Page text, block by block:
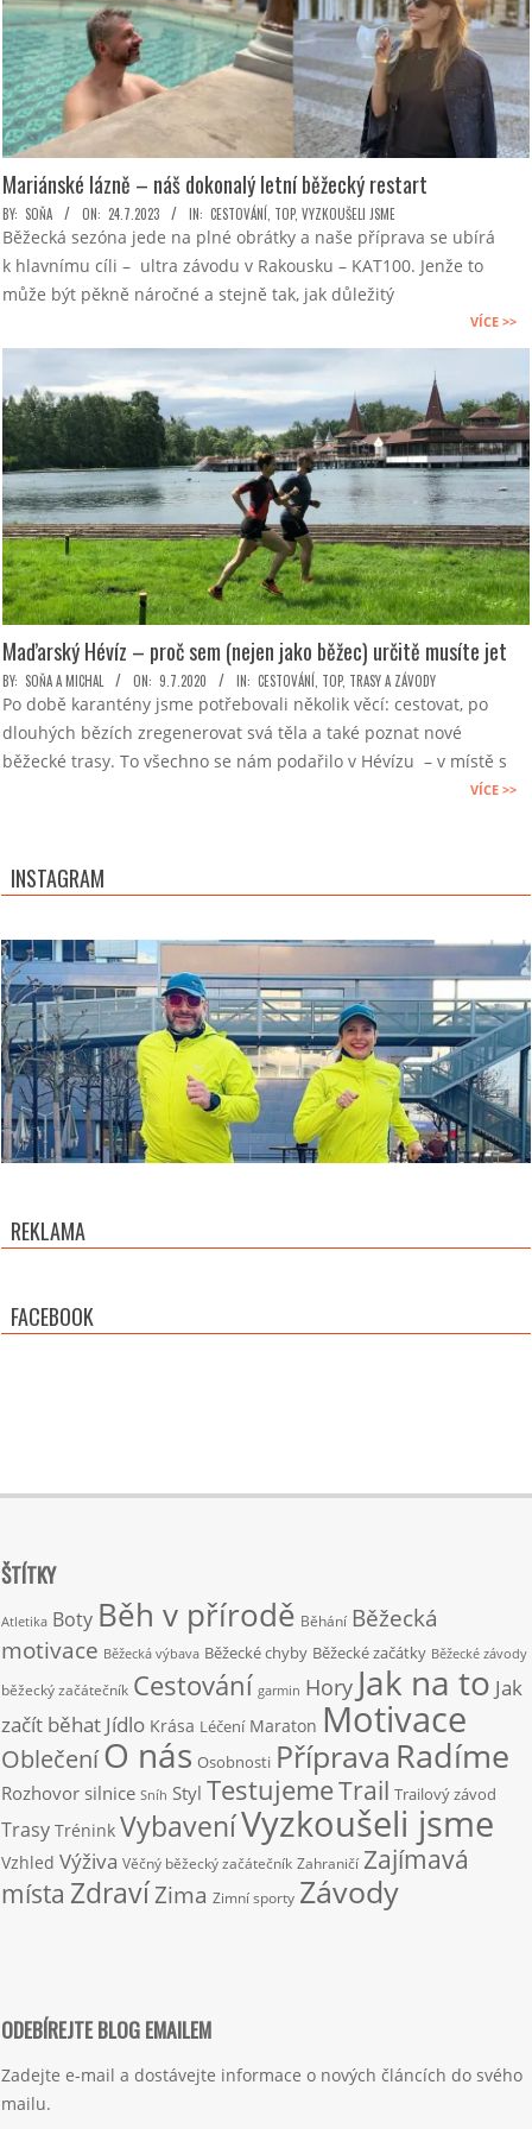
Mariánské lázně – náš dokonalý letní běžecký restart
2023-
07-
24
BY: SOŇA ON: 24.7.2023 IN: CESTOVÁNÍ TOP, VYZKOUŠELI JSME
Běžecká sezóna jede na plné obrátky a naše příprava se ubírá
k hlavnímu cíli – ultra závodu v Rakousku – KAT100. Jenže to
může být pěkně náročné a stejně tak, jak důležitý
VÍCE >>
Maďarský Hévíz – proč sem (nejen jako běžec) určitě musíte jet
2020-
07-
09
BY: SOŇA A MICHAL ON: 9.7.2020 IN: CESTOVÁNÍ, TOP, TRASY A ZÁVODY
Po době karantény jsme potřebovali několik věcí: cestovat, po
dlouhých bězích zregenerovat svá těla a také poznat nové
běžecké trasy. To všechno se nám podařilo v Hévízu – v místě s
VÍCE >>
INSTAGRAM
REKLAMA
FACEBOOK
ŠTÍTKY
Atletika Boty Běh v přírodě Běhání Běžecká
motivace Běžecká výbava Běžecké chyby Běžecké začátky Běžecké závody
běžecký začátečník Cestování garmin Hory Jak na to Jak
začít běhat Jídlo Krása Léčení Maraton Motivace
OblečeníO nás Osobnosti Příprava Radíme
Rozhovor silnice Sníh Styl TestujemeTrail Trailový závod
Trasy Trénink VybaveníVyzkoušeli jsme
Vzhled Výživa Věčný běžecký začátečník Zahraničí Zajímavá
místa ZdravíZima Zimní sporty Závody
ODEBÍREJTE BLOG EMAILEM
Zadejte e-mail a dostávejte informace o nových článcích do svého
mailu.